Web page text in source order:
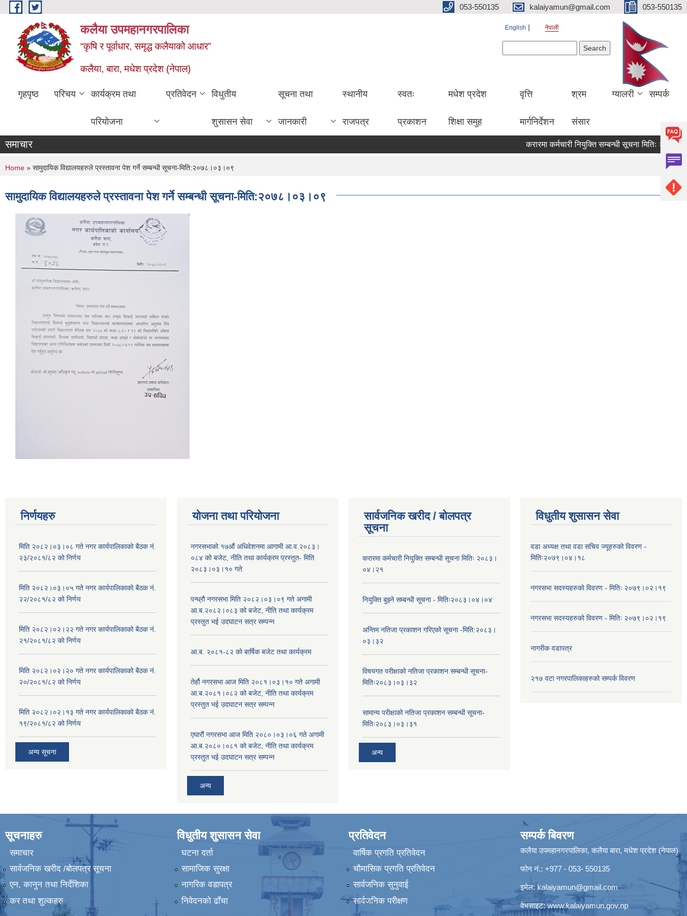
Skip to main content 053-550135 kalaiyamun@gmail.com 053-550135
कलैया उपमहानगरपालिका
“कृषि र पूर्वाधार, समृद्ध कलैयाको आधार”
कलैया, बारा, मधेश प्रदेश (नेपाल)
English नेपाली
गृहपृष्ठ परिचय कार्यक्रम तथा
परियोजना
प्रतिवेदन विधुतीय
शुसासन सेवा
सूचना तथा
जानकारी
स्थानीय
राजपत्र
स्वतः
प्रकाशन
मधेश प्रदेश
शिक्षा समुह
वृत्ति
मार्गनिर्देशन
श्रम
संसार
ग्यालरी सम्पर्क
समाचार करारमा कर्मचारी नियुक्ति सम्बन्धी सूचना मितिः
You are here
Home » सामुदायिक विद्यालयहरुले प्रस्तावना पेश गर्ने सम्बन्धी सूचना-मिति:२०७८।०३।०९
सामुदायिक विद्यालयहरुले प्रस्तावना पेश गर्ने सम्बन्धी सूचना-मिति:२०७८।०३।०९
निर्णयहरु
मिति २०८२।०३।०८ गते नगर कार्यपालिकाको बैठक नं.
२३/२०८१/८२ को निर्णय
मिति २०८२।०३।०५ गते नगर कार्यपालिकाको बैठक नं.
२२/२०८१/८२ को निर्णय
मिति २०८२।०२।२२ गते नगर कार्यपालिकाको बैठक नं.
२१/२०८१/८२ को निर्णय
मिति २०८२।०२।२० गते नगर कार्यपालिकाको बैठक नं.
२०/२०८१/८२ को निर्णय
मिति २०८२।०२।१३ गते नगर कार्यपालिकाको बैठक नं.
१९/२०८१/८२ को निर्णय
अन्य सूचना
योजना तथा परियोजना
नगरसभाको १७औं अधिवेशनमा आगामी आ.व.२०८३।
०८४ को बजेट, नीति तथा कार्यक्रम प्रस्तुत- मिति
२०८३।०३।१० गते
पन्ध्रौ नगरसभा मिति २०८२।०३।०९ गते अगामी
आ.ब.२०८२।०८३ को बजेट, नीति तथा कार्यक्रम
प्रस्तुत भई उदघाटन सत्र सम्पन्न
आ.ब. २०८१-८२ को बार्षिक बजेट तथा कार्यक्रम
तेर्हौ नगरसभा आज मिति २०८१।०३।१० गते अगामी
आ.ब.२०८१।०८२ को बजेट, नीति तथा कार्यक्रम
प्रस्तुत भई उदघाटन सत्र सम्पन्न
एघारौं नगरसभा आज मिति २०८०।०३।०६ गते अगामी
आ.ब.२०८०।०८१ को बजेट, नीति तथा कार्यक्रम
प्रस्तुत भई उदघाटन सत्र सम्पन्न
अन्य
सार्वजनिक खरीद / बोलपत्र
सूचना
करारमा कर्मचारी नियुक्ति सम्बन्धी सूचना मितिः २०८३।
०४।२१
नियुक्ति बुझ्ने सम्बन्धी सूचना - मितिः२०८३।०४।०४
अन्तिम नतिजा प्रकाशन गरिएको सूचना -मिति:२०८३।
०३।३२
विषयगत परीक्षाको नतिजा प्रकाशन सम्बन्धी सूचना-
मितिः२०८३।०३।३२
सामान्य परीक्षाको नतिजा प्रकाशन सम्बन्धी सूचना-
मितिः२०८३।०३।३१
अन्य
विधुतीय शुसासन सेवा
वडा अध्यक्ष तथा वडा सचिव ज्यूहरुको विवरण -
मितिः२०७९।०४।१८
नगरसभा सदस्यहरुको विवरण - मितिः २०७९।०२।१९
नगरसभा सदस्यहरुको विवरण - मितिः २०७९।०२।१९
नागरीक वडापत्र
२१७ वटा नगरपालिकाहरुको सम्पर्क विवरण
सूचनाहरु
समाचार
सार्वजनिक खरीद /बोलपत्र सूचना
एन, कानुन तथा निर्देशिका
कर तथा शुल्कहरु
विधुतीय शुसासन सेवा
घटना दर्ता
सामाजिक सुरक्षा
नागरिक वडापत्र
निवेदनको ढाँचा
प्रतिवेदन
वार्षिक प्रगति प्रतिवेदन
चौमासिक प्रगति प्रतिवेदन
सार्वजनिक सुनुवाई
सार्वजनिक परीक्षण
सम्पर्क बिवरण
कलैया उपमहानगरपालिका, कलैया बारा, मधेश प्रदेश (नेपाल)
फोन नं.: +977 - 053- 550135
इमेल: kalaiyamun@gmail.com
वेभसाइट:www.kalaiyamun.gov.np